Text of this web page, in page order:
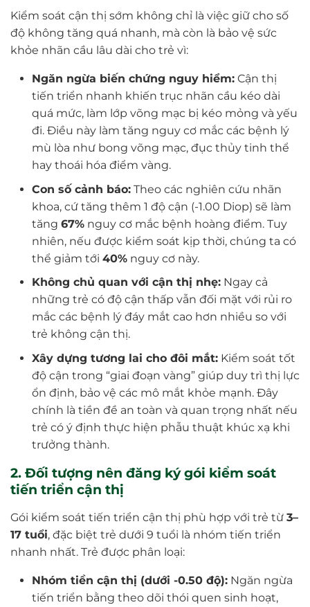
Kiểm soát cận thị sớm không chỉ là việc giữ cho số
độ không tăng quá nhanh, mà còn là bảo vệ sức
khỏe nhãn cầu lâu dài cho trẻ vì:
Ngăn ngừa biến chứng nguy hiểm:Cận thị
tiến triển nhanh khiến trục nhãn cầu kéo dài
quá mức, làm lớp võng mạc bị kéo mỏng và yếu
đi. Điều này làm tăng nguy cơ mắc các bệnh lý
mù lòa như bong võng mạc, đục thủy tinh thể
hay thoái hóa điểm vàng.
Con số cảnh báo:Theo các nghiên cứu nhãn
khoa, cứ tăng thêm 1 độ cận (-1.00 Diop) sẽ làm
tăng 67%nguy cơ mắc bệnh hoàng điểm. Tuy
nhiên, nếu được kiểm soát kịp thời, chúng ta có
thể giảm tới 40%nguy cơ này.
Không chủ quan với cận thị nhẹ:Ngay cả
những trẻ có độ cận thấp vẫn đối mặt với rủi ro
mắc các bệnh lý đáy mắt cao hơn nhiều so với
trẻ không cận thị.
Xây dựng tương lai cho đôi mắt:Kiểm soát tốt
độ cận trong “giai đoạn vàng” giúp duy trì thị lực
ổn định, bảo vệ các mô mắt khỏe mạnh. Đây
chính là tiền đề an toàn và quan trọng nhất nếu
trẻ có ý định thực hiện phẫu thuật khúc xạ khi
trưởng thành.
2. Đối tượng nên đăng ký gói kiểm soát
tiến triển cận thị
Gói kiểm soát tiến triển cận thị phù hợp với trẻ từ 3–
17 tuổi, đặc biệt trẻ dưới 9 tuổi là nhóm tiến triển
nhanh nhất. Trẻ được phân loại:
Nhóm tiền cận thị (dưới -0.50 độ):Ngăn ngừa
tiến triển bằng theo dõi thói quen sinh hoạt,